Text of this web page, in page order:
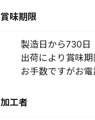
賞味期限
製造日から730日
出荷により賞味期
お手数ですがお
加工者